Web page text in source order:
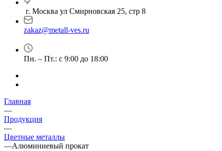
г. Москва ул Смирновская 25, стр 8
zakaz@metall-ves.ru
Пн. – Пт.: с 9:00 до 18:00
Главная
—
Продукция
—
Цветные металлы
—Алюминиевый прокат